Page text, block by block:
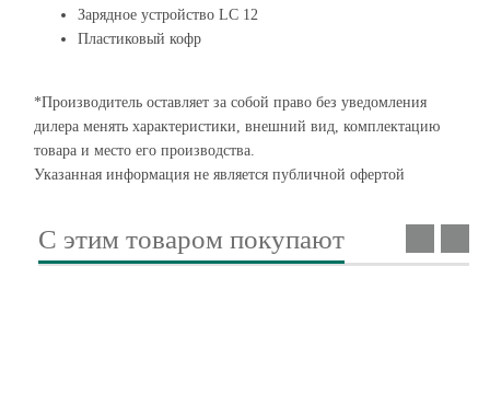
Зарядное устройство LC 12
Пластиковый кофр
*Производитель оставляет за собой право без уведомления
дилера менять характеристики, внешний вид, комплектацию
товара и место его производства.
Указанная информация не является публичной офертой
С этим товаром покупают